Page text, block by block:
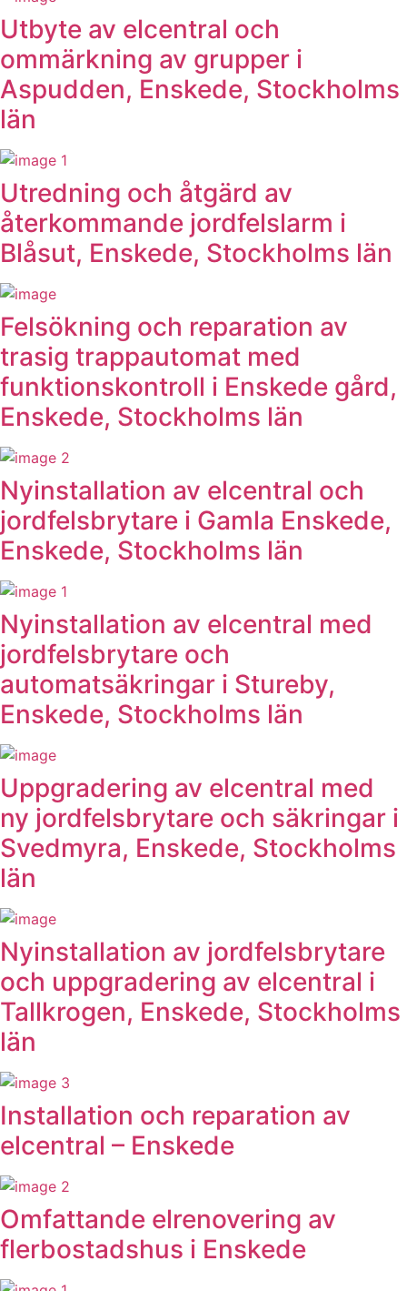
Utbyte av elcentral och
ommärkning av grupper i
Aspudden, Enskede, Stockholms
län
Utredning och åtgärd av
återkommande jordfelslarm i
Blåsut, Enskede, Stockholms län
Felsökning och reparation av
trasig trappautomat med
funktionskontroll i Enskede gård,
Enskede, Stockholms län
Nyinstallation av elcentral och
jordfelsbrytare i Gamla Enskede,
Enskede, Stockholms län
Nyinstallation av elcentral med
jordfelsbrytare och
automatsäkringar i Stureby,
Enskede, Stockholms län
Uppgradering av elcentral med
ny jordfelsbrytare och säkringar i
Svedmyra, Enskede, Stockholms
län
Nyinstallation av jordfelsbrytare
och uppgradering av elcentral i
Tallkrogen, Enskede, Stockholms
län
Installation och reparation av
elcentral – Enskede
Omfattande elrenovering av
flerbostadshus i Enskede